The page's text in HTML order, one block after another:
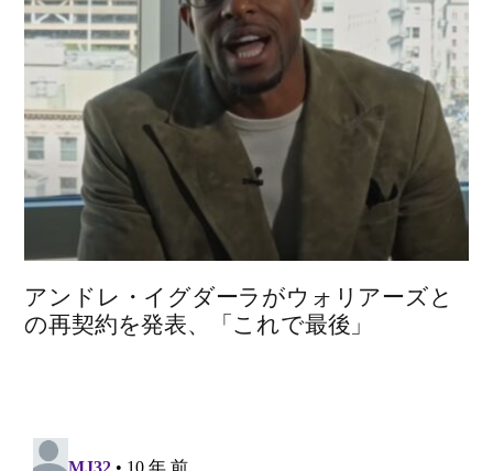
アンドレ・イグダーラがウォリアーズと
の再契約を発表、「これで最後」